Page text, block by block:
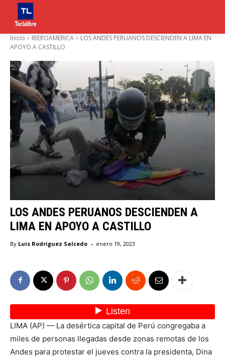
Inicio IBEROAMERICA
LOS ANDES PERUANOS DESCIENDEN A LIMA EN
APOYO A CASTILLO
LOS ANDES PERUANOS DESCIENDEN A
LIMA EN APOYO A CASTILLO
By Luis Rodriguez Salcedo - enero 19, 2023
LIMA (AP) — La desértica capital de Perú congregaba a
miles de personas llegadas desde zonas remotas de los
Andes para protestar el jueves contra la presidenta, Dina